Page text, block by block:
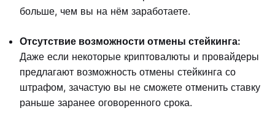
больше, чем вы на нём заработаете.
Отсутствие возможности отмены стейкинга:
Даже если некоторые криптовалюты и провайдеры
предлагают возможность отмены стейкинга со
штрафом, зачастую вы не сможете отменить ставку
раньше заранее оговоренного срока.